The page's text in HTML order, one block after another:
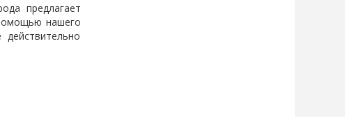
предлагает
нашего